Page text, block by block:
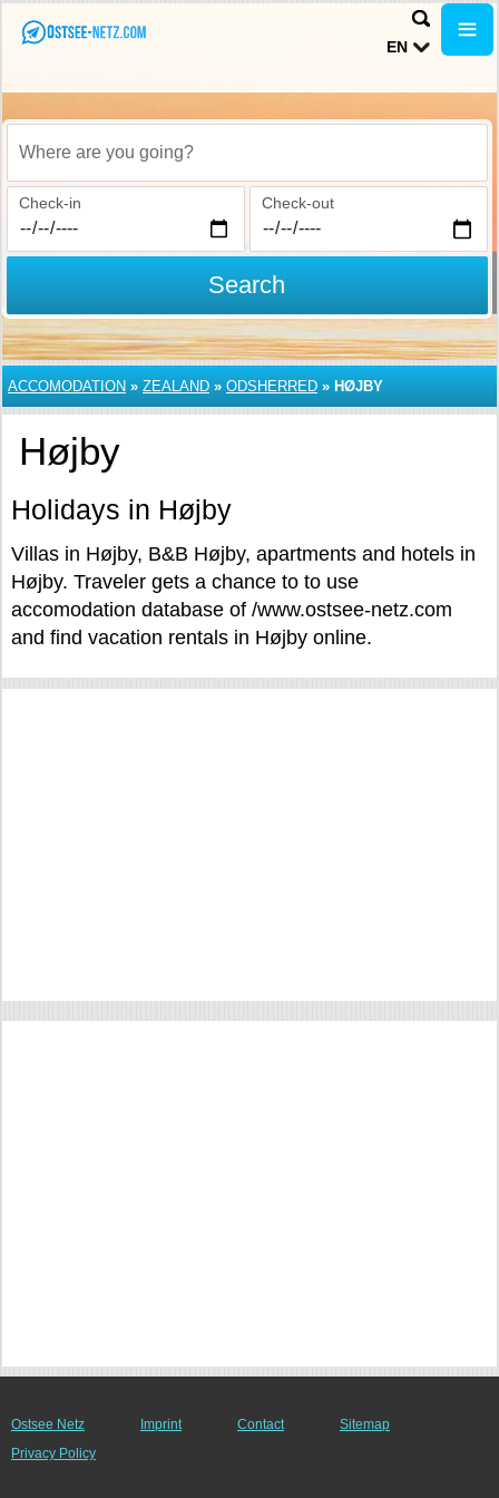
EN
Where are you going?
Check-in Check-out
Search
ACCOMODATION » ZEALAND » ODSHERRED » HØJBY
Højby
Holidays in Højby
Villas in Højby, B&B Højby, apartments and hotels in
Højby. Traveler gets a chance to to use
accomodation database of /www.ostsee-netz.com
and find vacation rentals in Højby online.
Ostsee Netz Imprint Contact
Sitemap
Privacy Policy